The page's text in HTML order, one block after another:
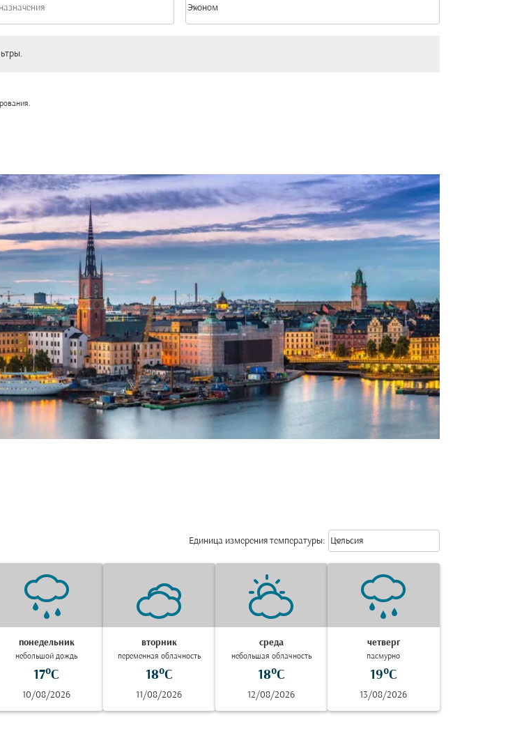
Класс option Эконом Selected
Эконом
keyboard_arrow_down
Единица измерения температуры: Weather unit option Цельсия
Цельсия
keyboard_arrow_down
понедельник
небольшой дождь
17°C
10/08/2026
вторник
переменная облачность
18°C
11/08/2026
среда
небольшая облачность
18°C
12/08/2026
четверг
пасмурно
19°C
13/08/2026